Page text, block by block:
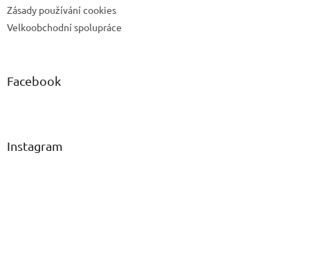
Zásady používání cookies
Velkoobchodní spolupráce
Facebook
Instagram